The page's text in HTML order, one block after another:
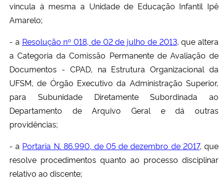
vincula à mesma a Unidade de Educação Infantil Ipê
Amarelo;
- a Resolução nº 018, de 02 de julho de 2013, que altera
a Categoria da Comissão Permanente de Avaliação de
Documentos - CPAD, na Estrutura Organizacional da
UFSM, de Órgão Executivo da Administração Superior,
para Subunidade Diretamente Subordinada ao
Departamento de Arquivo Geral e dá outras
providências;
- a Portaria N. 86.990, de 05 de dezembro de 2017, que
resolve procedimentos quanto ao processo disciplinar
relativo ao discente;